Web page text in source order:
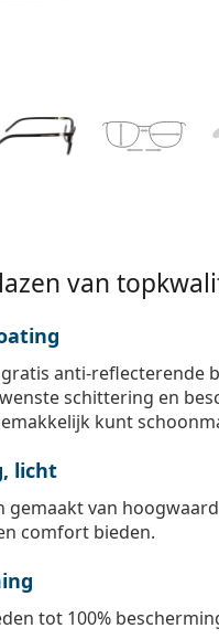
van
anti-reflecterende
schittering en
kunt
licht
gemaakt van
comfort bieden.
tot 100%